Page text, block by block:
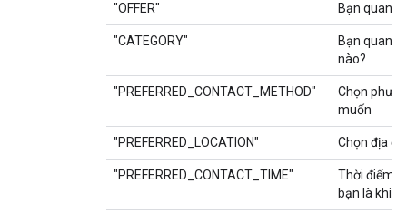
"OFFER" Bạn quan
"CATEGORY"
Bạn quan
nào?
"PREFERRED_CONTACT_METHOD"
Chọn
muốn
"PREFERRED_LOCATION" Chọn địa
"PREFERRED_CONTACT_TIME"
Thời điểm
bạn là khi